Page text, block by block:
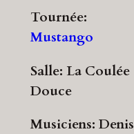
Tournée:
Mustango
Salle: La Coulée
Douce
Musiciens: Denis